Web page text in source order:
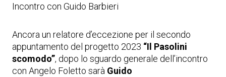
Incontro con Guido Barbieri
Ancora un relatore d’eccezione per il secondo
appuntamento del progetto 2023 “Il Pasolini
scomodo”, dopo lo sguardo generale dell’incontro
con Angelo Foletto sarà Guido